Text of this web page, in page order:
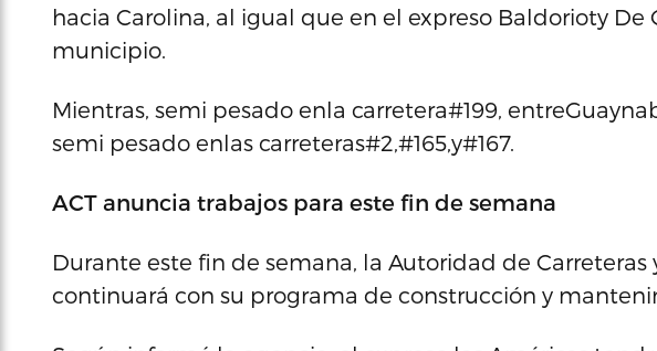
hacia Carolina, al igual que en el expreso Baldorioty
municipio.
Mientras, semi pesado enla carretera#199,
semi pesado enlas carreteras#2,#165,y#167.
ACT anuncia trabajos para este fin de semana
Durante este fin de semana, la Autoridad de Carreteras
continuará con su programa de construcción y